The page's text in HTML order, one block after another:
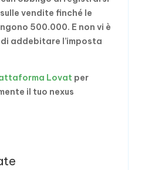
vendite finché le
500.000. E non vi è
di addebitare l’imposta
Lovat per
il tuo nexus